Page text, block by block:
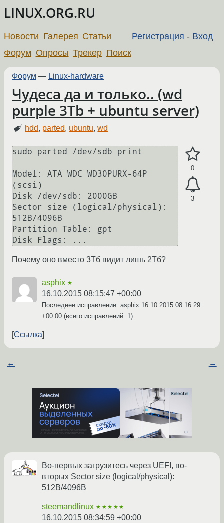
LINUX.ORG.RU
Регистрация - Вход
Новости Галерея Статьи
Форум Опросы Трекер Поиск
Форум — Linux-hardware
Чудеса да и только.. (wd
purple 3Tb + ubuntu server)
hdd, parted, ubuntu,wd
0
3
sudo parted /dev/sdb print
Model: ATA WDC WD30PURX-64P
(scsi)
Disk /dev/sdb: 2000GB
Sector size (logical/physical):
512B/4096B
Partition Table: gpt
Disk Flags: ...
Почему оно вместо 3Тб видит лишь 2Тб?
asphix ★
16.10.2015 08:15:47 +00:00
Последнее исправление: asphix 16.10.2015 08:16:29
+00:00 (всего исправлений: 1)
Ссылка
← →
Во-первых загрузитесь через UEFI, во-
вторых Sector size (logical/physical):
512B/4096B
steemandlinux ★★★★★
16.10.2015 08:34:59 +00:00